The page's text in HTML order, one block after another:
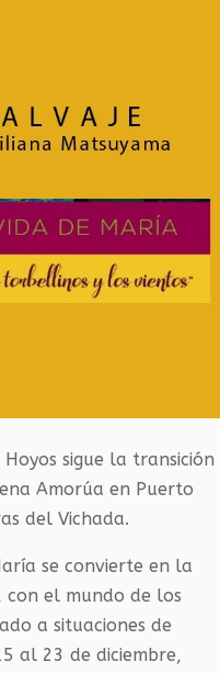
sigue la transición
Amorúa en Puerto
del Vichada.
se convierte en la
el mundo de los
a situaciones de
al 23 de diciembre,